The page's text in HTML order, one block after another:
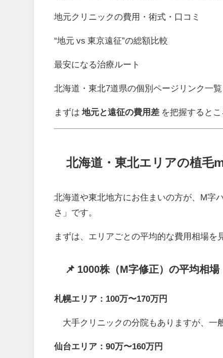
地元クリニックの費用・術式・口コミ
“地元 vs 東京遠征”の総額比較
最安になる治療ルート
北海道・東北7道県の個別ページリンク一覧
まずは地元と遠征の費用差 を把握すると
北海道・東北エリアの植毛
北海道や東北地方にお住まいの方が、M字
さ」です。
まずは、エリアごとの平均的な費用相場を
📌 1000株（M字修正）の平均相場
札幌エリア：100万〜170万円
大手クリニックの分院もありますが、一
仙台エリア：90万〜160万円